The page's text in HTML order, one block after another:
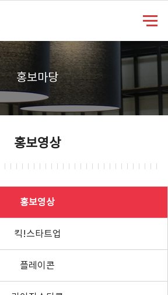
홍보마당
홍보영상
홍보영상
킥!스타트업
플레이콘